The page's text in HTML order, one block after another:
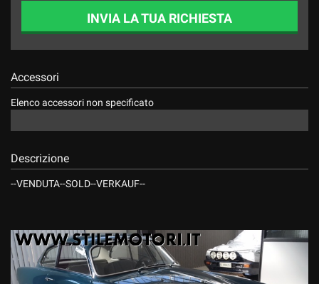
INVIA LA TUA RICHIESTA
Accessori
Elenco accessori non specificato
Descrizione
--VENDUTA--SOLD--VERKAUF--